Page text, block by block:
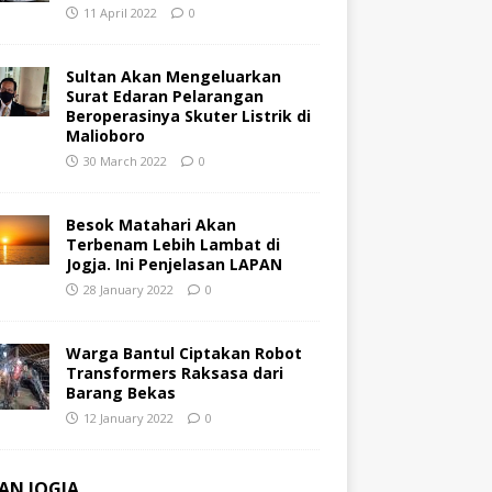
11 April 2022 0
Sultan Akan Mengeluarkan
Surat Edaran Pelarangan
Beroperasinya Skuter Listrik di
Malioboro
30 March 2022 0
Besok Matahari Akan
Terbenam Lebih Lambat di
Jogja. Ini Penjelasan LAPAN
28 January 2022 0
Warga Bantul Ciptakan Robot
Transformers Raksasa dari
Barang Bekas
12 January 2022 0